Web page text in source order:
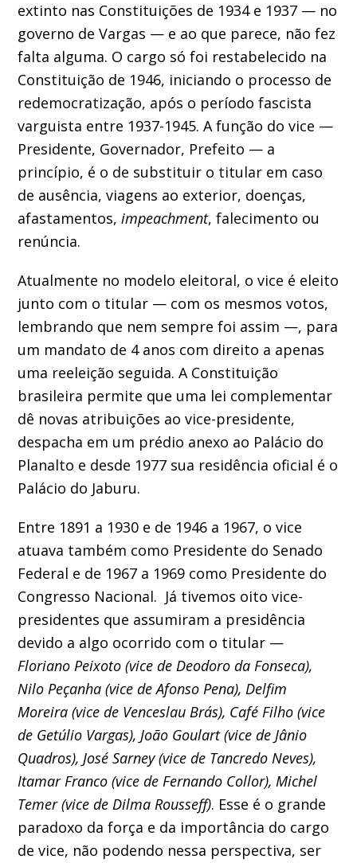
extinto nas Constituições de 1934 e 1937 — no
governo de Vargas — e ao que parece, não fez
falta alguma. O cargo só foi restabelecido na
Constituição de 1946, iniciando o processo de
redemocratização, após o período fascista
varguista entre 1937-1945. A função do vice —
Presidente, Governador, Prefeito — a
princípio, é o de substituir o titular em caso
de ausência, viagens ao exterior, doenças,
afastamentos,impeachment, falecimento ou
renúncia.
Atualmente no modelo eleitoral, o vice é eleito
junto com o titular — com os mesmos votos,
lembrando que nem sempre foi assim —, para
um mandato de 4 anos com direito a apenas
uma reeleição seguida. A Constituição
brasileira permite que uma lei complementar
dê novas atribuições ao vice-presidente,
despacha em um prédio anexo ao Palácio do
Planalto e desde 1977 sua residência oficial é o
Palácio do Jaburu.
Entre 1891 a 1930 e de 1946 a 1967, o vice
atuava também como Presidente do Senado
Federal e de 1967 a 1969 como Presidente do
Congresso Nacional. Já tivemos oito vice-
presidentes que assumiram a presidência
devido a algo ocorrido com o titular —
Floriano Peixoto (vice de Deodoro da Fonseca),
Nilo Peçanha (vice de Afonso Pena), Delfim
Moreira (vice de Venceslau Brás), Café Filho (vice
de Getúlio Vargas), João Goulart (vice de Jânio
Quadros), José Sarney (vice de Tancredo Neves),
Itamar Franco (vice de Fernando Collor), Michel
Temer (vice de Dilma Rousseff). Esse é o grande
paradoxo da força e da importância do cargo
de vice, não podendo nessa perspectiva, ser